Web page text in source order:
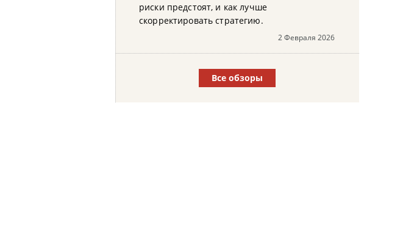
риски предстоят, и как лучше
скорректировать стратегию.
2 Февраля 2026
Все обзоры